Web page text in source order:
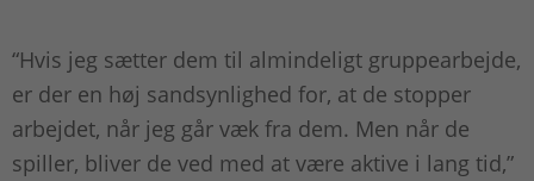
“Hvis jeg sætter dem til almindeligt gruppearbejde,
er der en høj sandsynlighed for, at de stopper
arbejdet, når jeg går væk fra dem. Men når de
spiller, bliver de ved med at være aktive i lang tid,”